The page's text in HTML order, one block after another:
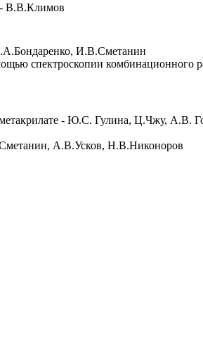
- В.В.Климов
И.В.Сметанин
спектроскопии комбинационного
- Ю.С. Гулина, Ц.Чжу, А.В.
А.В.Усков, Н.В.Никоноров